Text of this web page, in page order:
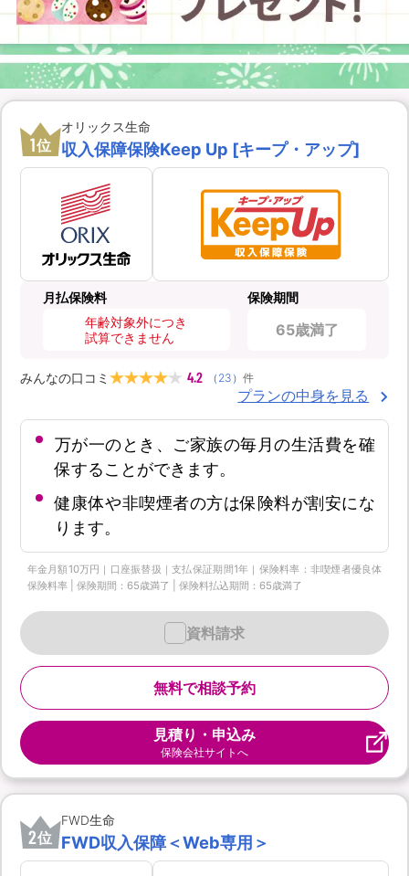
1位
オリックス生命
収入保障保険Keep Up [キープ・アップ]
月払保険料
年齢対象外につき
試算できません
保険期間
65歳満了
みんなの口コミ 4.2 （ 23 ） 件
プランの中身を見る
万が一のとき、ご家族の毎月の生活費を確
保することができます。
健康体や非喫煙者の方は保険料が割安にな
ります。
年金月額10万円｜口座振替扱｜支払保証期間1年｜保険料率：非喫煙者優良体
保険料率 | 保険期間：65歳満了 | 保険料払込期間：65歳満了
無料で相談予約
資料請求
見積り・申込み
保険会社サイトへ
2位
FWD生命
FWD収入保障＜Web専用＞